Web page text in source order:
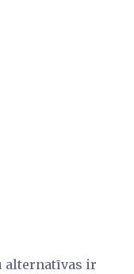
alternatīvas ir